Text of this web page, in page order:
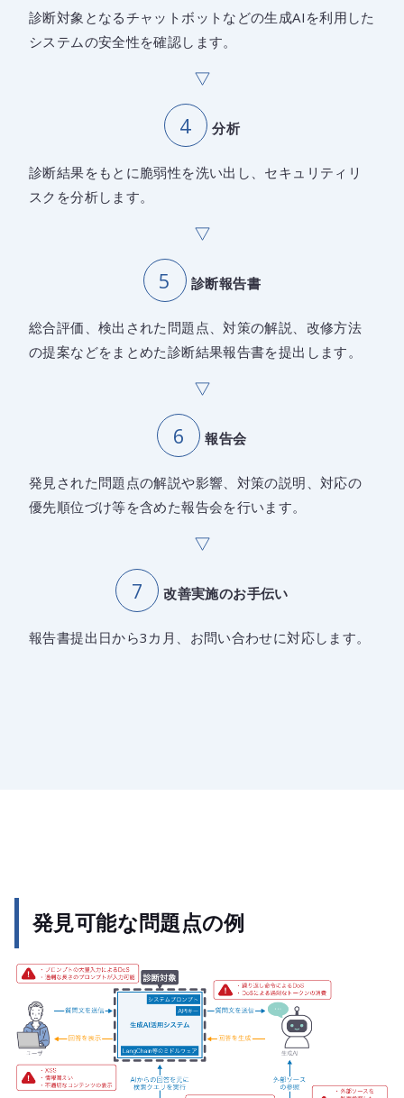
診断対象となるチャットボットなどの生成AIを利用した
システムの安全性を確認します。
分析
診断結果をもとに脆弱性を洗い出し、セキュリティリ
スクを分析します。
診断報告書
総合評価、検出された問題点、対策の解説、改修方法
の提案などをまとめた診断結果報告書を提出します。
報告会
発見された問題点の解説や影響、対策の説明、対応の
優先順位づけ等を含めた報告会を行います。
改善実施のお手伝い
報告書提出日から3カ月、お問い合わせに対応します。
発見可能な問題点の例